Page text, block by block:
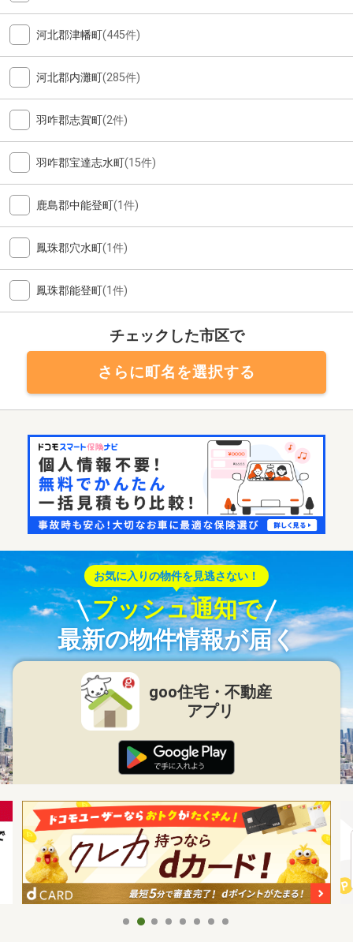
河北郡津幡町(445件)
河北郡内灘町(285件)
羽咋郡志賀町(2件)
羽咋郡宝達志水町(15件)
鹿島郡中能登町(1件)
鳳珠郡穴水町(1件)
鳳珠郡能登町(1件)
チェックした市区で
さらに町名を選択する
お気に入りの物件を見逃さない！
プッシュ通知で
最新の物件情報が届く
goo住宅・不動産
アプリ